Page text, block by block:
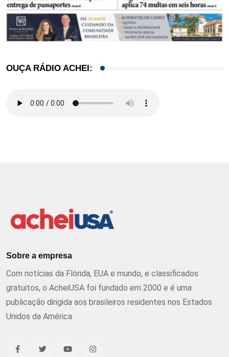
OUÇA RÁDIO ACHEI:
Sobre a empresa
Com notícias da Flórida, EUA e mundo, e classificados
gratuitos, o AcheiUSA foi fundado em 2000 e é uma
publicação dirigida aos brasileiros residentes nos Estados
Unidos da América